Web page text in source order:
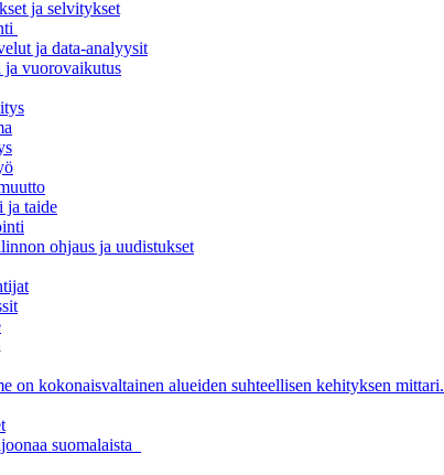
ja selvitykset
ja data-analyysit
ja vuorovaikutus
ja taide
ohjaus ja uudistukset
on kokonaisvaltainen alueiden suhteellisen kehityksen mittari.
suomalaista